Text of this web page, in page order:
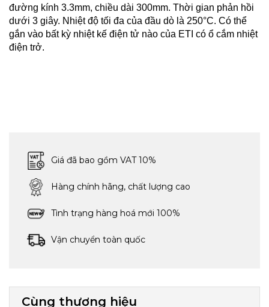
đường kính 3.3mm, chiều dài 300mm. Thời gian phản hồi
dưới 3 giây. Nhiệt độ tối đa của đầu dò là 250°C. Có thể
gắn vào bất kỳ nhiệt kế điện tử nào của ETI có ổ cắm nhiệt
điện trở.
Giá đã bao gồm VAT 10%
Hàng chính hãng, chất lượng cao
Tình trạng hàng hoá mới 100%
Vận chuyển toàn quốc
Cùng thương hiệu